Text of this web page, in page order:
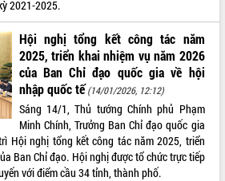
dân
dung
với
2021-2025.
Hội nghị tổng kết công tác năm
2025, triển khai nhiệm vụ năm 2026
của Ban Chỉ đạo quốc gia về hội
nhập quốc tế (14/01/2026, 12:12)
Sáng 14/1, Thủ tướng Chính phủ Phạm
Minh Chính, Trưởng Ban Chỉ đạo quốc gia
Hội nghị tổng kết công tác năm 2025, triển
Ban Chỉ đạo. Hội nghị được tổ chức trực tiếp
với điểm cầu 34 tỉnh, thành phố.